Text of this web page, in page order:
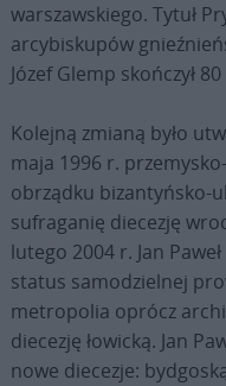
warszawskiego. Tytuł
arcybiskupów
Józef Glemp skończył
Kolejną zmianą było
maja 1996 r.
obrządku bizantyńsko-
sufraganię diecezję
lutego 2004 r. Jan
status samodzielnej
metropolia oprócz
diecezję łowicką. Jan
nowe diecezje: